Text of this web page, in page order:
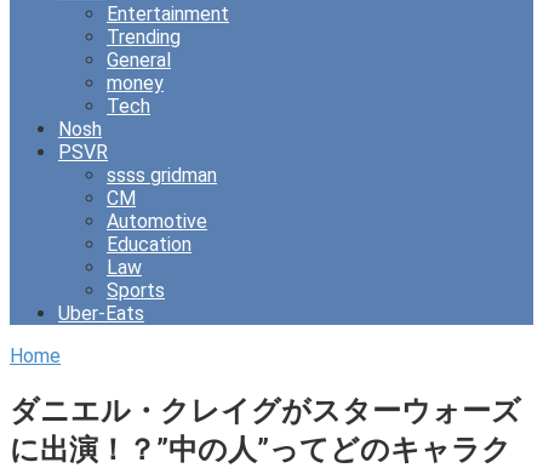
Entertainment
Trending
General
money
Tech
Nosh
PSVR
ssss gridman
CM
Automotive
Education
Law
Sports
Uber-Eats
Home
ダニエル・クレイグがスターウォーズ
に出演！？”中の人”ってどのキャラク